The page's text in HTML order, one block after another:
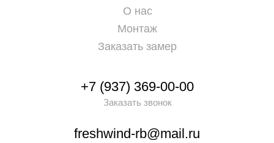
+7 (937) 369-00-00
Заказать звонок
freshwind-rb@mail.ru
О нас
Монтаж
Заказать замер